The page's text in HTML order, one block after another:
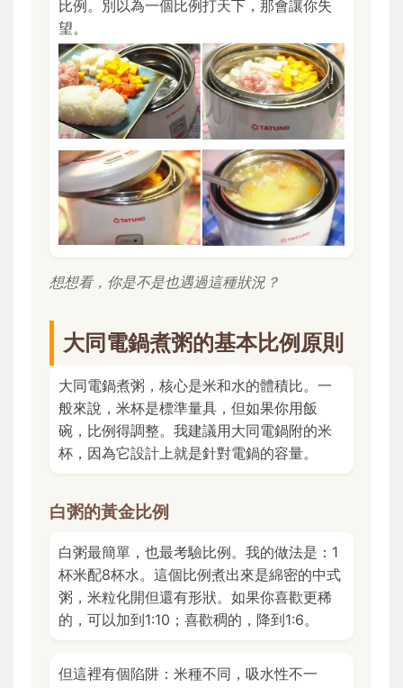
比例。別以為一個比例打天下，那會讓你失
望。
想想看，你是不是也遇過這種狀況？
大同電鍋煮粥的基本比例原則
大同電鍋煮粥，核心是米和水的體積比。一
般來說，米杯是標準量具，但如果你用飯
碗，比例得調整。我建議用大同電鍋附的米
杯，因為它設計上就是針對電鍋的容量。
白粥的黃金比例
白粥最簡單，也最考驗比例。我的做法是：1
杯米配8杯水。這個比例煮出來是綿密的中式
粥，米粒化開但還有形狀。如果你喜歡更稀
的，可以加到1:10；喜歡稠的，降到1:6。
但這裡有個陷阱：米種不同，吸水性不一